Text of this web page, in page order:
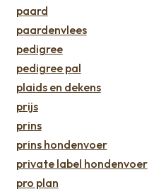
paard
paardenvlees
pedigree
pedigree pal
plaids en dekens
prijs
prins
prins hondenvoer
private label hondenvoer
pro plan